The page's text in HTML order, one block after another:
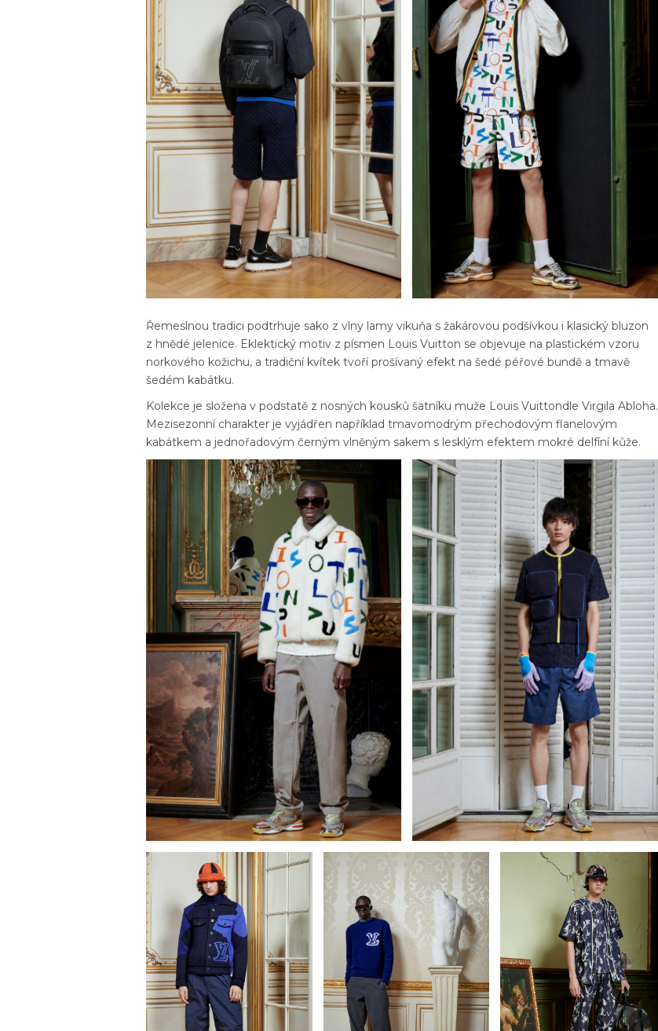
Řemeslnou tradici podtrhuje sako z vlny lamy vikuňa s žakárovou podšívkou i klasický bluzon
z hnědé jelenice. Eklektický motiv z písmen Louis Vuitton se objevuje na plastickém vzoru
norkového kožichu, a tradiční kvítek tvoří prošívaný efekt na šedé péřové bundě a tmavě
šedém kabátku.
Kolekce je složena v podstatě z nosných kousků šatníku muže Louis Vuittondle Virgila Abloha.
Mezisezonní charakter je vyjádřen například tmavomodrým přechodovým flanelovým
kabátkem a jednořadovým černým vlněným sakem s lesklým efektem mokré delfíní kůže.